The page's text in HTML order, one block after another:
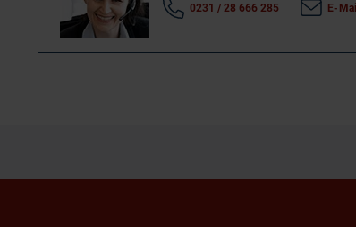
0231 / 28 666 285 E-